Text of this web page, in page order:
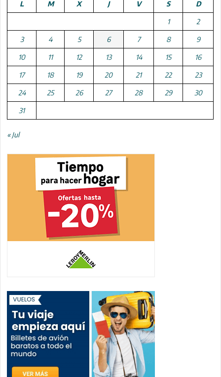
L
M X J V S D
1 2
3 4 5 6 7 8 9
10 11 12 13 14 15 16
17 18 19 20 21 22 23
24 25 26 27 28 29 30
31
« Jul